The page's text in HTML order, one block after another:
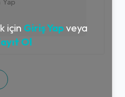
için Giriş Yap veya
Ol